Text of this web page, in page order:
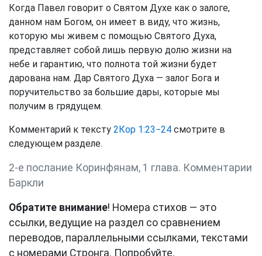
Когда Павел говорит о Святом Духе как о залоге,
данном нам Богом, он имеет в виду, что жизнь,
которую мы живем с помощью Святого Духа,
представляет собой лишь первую долю жизни на
небе и гарантию, что полнота той жизни будет
дарована нам. Дар Святого Духа — залог Бога и
поручительство за большие дары, которые мы
получим в грядущем.
Комментарий к тексту 2Кор 1:23−24 смотрите в
следующем разделе.
2-е послание Коринфянам, 1 глава. Комментарии
Баркли
Обратите внимание! Номера стихов — это
ссылки, ведущие на раздел со сравнением
переводов, параллельными ссылками, текстами
с номерами Стронга. Попробуйте.